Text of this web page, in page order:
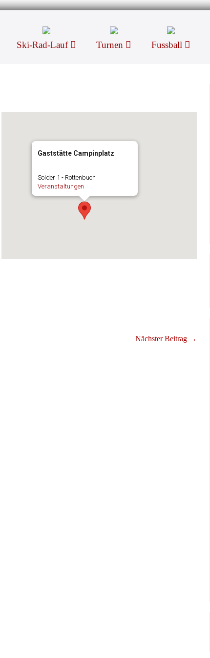
Ski-Rad-Lauf Turnen Fussball
Gaststätte Campinplatz
Solder 1 - Rottenbuch
Veranstaltungen
Nächster Beitrag →